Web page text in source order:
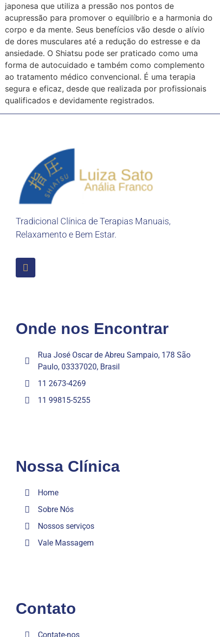
japonesa que utiliza a pressão nos pontos de
acupressão para promover o equilíbrio e a harmonia do
corpo e da mente. Seus benefícios vão desde o alívio
de dores musculares até a redução do estresse e da
ansiedade. O Shiatsu pode ser praticado como uma
forma de autocuidado e também como complemento
ao tratamento médico convencional. É uma terapia
segura e eficaz, desde que realizada por profissionais
qualificados e devidamente registrados.
Tradicional Clínica de Terapias Manuais,
Relaxamento e Bem Estar.
Onde nos Encontrar
Rua José Oscar de Abreu Sampaio, 178 São
Paulo, 03337020, Brasil
11 2673-4269
11 99815-5255
Nossa Clínica
Home
Sobre Nós
Nossos serviços
Vale Massagem
Contato
Contate-nos